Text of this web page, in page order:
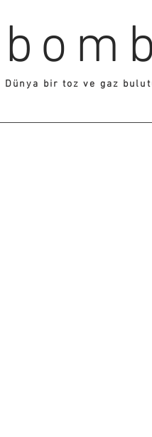
Dünya bir toz ve gaz